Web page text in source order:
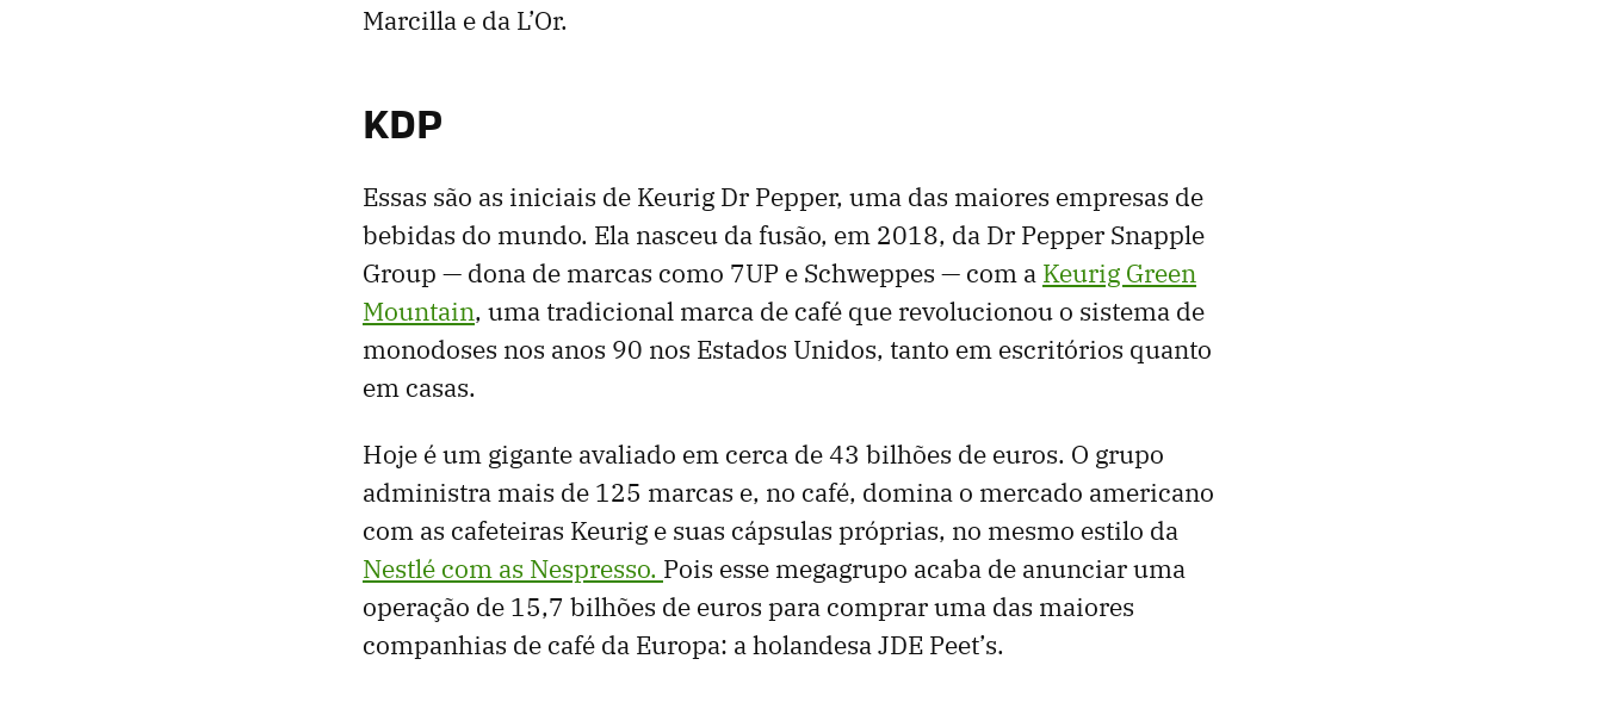
Marcilla e da L’Or.
KDP
Essas são as iniciais de Keurig Dr Pepper, uma das maiores empresas de
bebidas do mundo. Ela nasceu da fusão, em 2018, da Dr Pepper Snapple
Group — dona de marcas como 7UP e Schweppes — com a Keurig Green
Mountain, uma tradicional marca de café que revolucionou o sistema de
monodoses nos anos 90 nos Estados Unidos, tanto em escritórios quanto
em casas.
Hoje é um gigante avaliado em cerca de 43 bilhões de euros. O grupo
administra mais de 125 marcas e, no café, domina o mercado americano
com as cafeteiras Keurig e suas cápsulas próprias, no mesmo estilo da
Nestlé com as Nespresso. Pois esse megagrupo acaba de anunciar uma
operação de 15,7 bilhões de euros para comprar uma das maiores
companhias de café da Europa: a holandesa JDE Peet’s.